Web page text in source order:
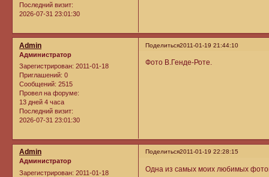
Последний визит:
2026-07-31 23:01:30
Поделиться2011-01-19 21:44:10
Admin
Администратор
Зарегистрирован: 2011-01-18
Приглашений: 0
Сообщений: 2515
Провел на форуме:
13 дней 4 часа
Последний визит:
2026-07-31 23:01:30
Фото В.Генде-Роте.
Поделиться2011-01-19 22:28:15
Admin
Администратор
Зарегистрирован: 2011-01-18
Одна из самых моих любимых